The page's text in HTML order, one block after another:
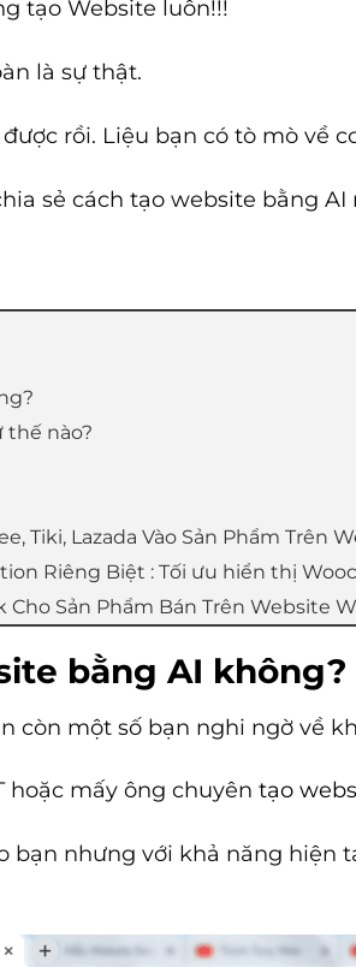
tạo Website luôn!!!
là sự thật.
rồi. Liệu bạn có tò mò về
sẻ cách tạo website bằng AI
thế nào?
Tiki, Lazada Vào Sản Phẩm Trên
Riêng Biệt : Tối ưu hiển thị
Cho Sản Phẩm Bán Trên Website
bằng AI không?
còn một số bạn nghi ngờ về
hoặc mấy ông chuyên tạo
bạn nhưng với khả năng hiện